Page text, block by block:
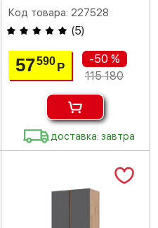
Код товара: 227528
(5)
57590 Р
-50 %
115 180
доставка: завтра